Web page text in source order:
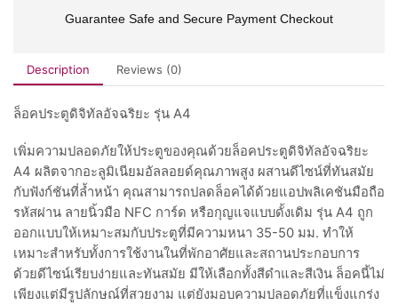
Guarantee Safe and Secure Payment Checkout
Description Reviews (0)
ล็อคประตูดิจิทัลอัจฉริยะ รุ่น A4
เพิ่มความปลอดภัยให้ประตูของคุณด้วยล็อคประตูดิจิทัลอัจฉริยะ
A4 ผลิตจากอะลูมิเนียมอัลลอยด์คุณภาพสูง ผสานดีไซน์ที่ทันสมัย
กับฟังก์ชันที่ล้ำหน้า คุณสามารถปลดล็อคได้ด้วยแอปพลิเคชันมือถือ
รหัสผ่าน ลายนิ้วมือ NFC การ์ด หรือกุญแจแบบดั้งเดิม รุ่น A4 ถูก
ออกแบบให้เหมาะสมกับประตูที่มีความหนา 35-50 มม. ทำให้
เหมาะสำหรับทั้งการใช้งานในที่พักอาศัยและสถานประกอบการ
ด้วยดีไซน์เรียบง่ายและทันสมัย มีให้เลือกทั้งสีดำและสีเงิน ล็อคนี้ไม่
เพียงแต่มีรูปลักษณ์ที่สวยงาม แต่ยังมอบความปลอดภัยที่แข็งแกร่ง